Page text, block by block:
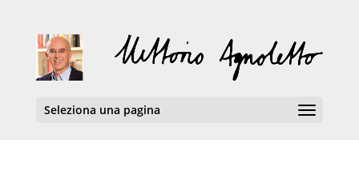
Seleziona una pagina